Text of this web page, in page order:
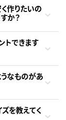
作りたいの
か？
トできます
なものがあ
を教えてく